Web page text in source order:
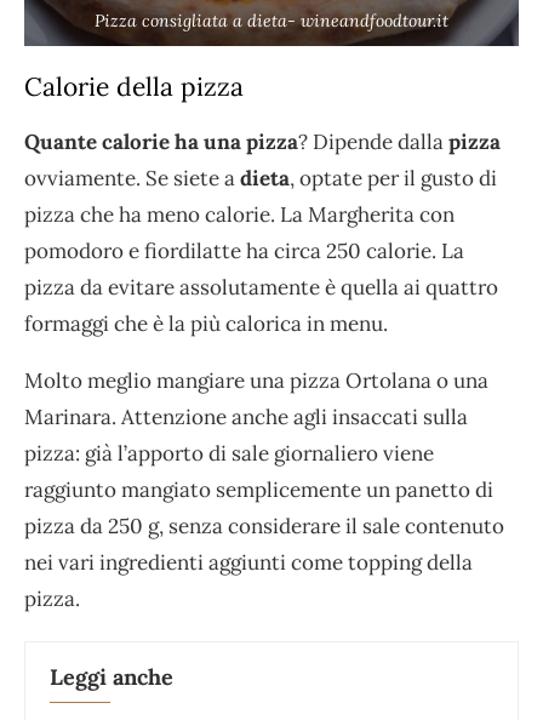
Pizza consigliata a dieta- wineandfoodtour.it
Calorie della pizza
Quante calorie ha una pizza? Dipende dallapizza
ovviamente. Se siete adieta, optate per il gusto di
pizza che ha meno calorie. La Margherita con
pomodoro e fiordilatte ha circa 250 calorie. La
pizza da evitare assolutamente è quella ai quattro
formaggi che è la più calorica in menu.
Molto meglio mangiare una pizza Ortolana o una
Marinara. Attenzione anche agli insaccati sulla
pizza: già l’apporto di sale giornaliero viene
raggiunto mangiato semplicemente un panetto di
pizza da 250 g, senza considerare il sale contenuto
nei vari ingredienti aggiunti come topping della
pizza.
Leggi anche